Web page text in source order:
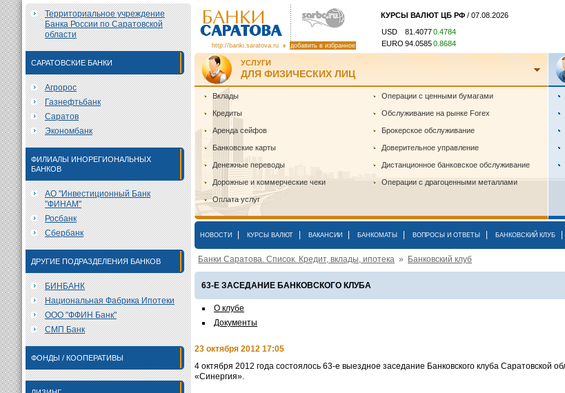
Территориальное учреждение
Банка России по Саратовской
области
САРАТОВСКИЕ БАНКИ
Агророс
Газнефтьбанк
Саратов
Экономбанк
ФИЛИАЛЫ ИНОРЕГИОНАЛЬНЫХ
БАНКОВ
АО "Инвестиционный Банк
"ФИНАМ"
Росбанк
Сбербанк
ДРУГИЕ ПОДРАЗДЕЛЕНИЯ БАНКОВ
БИНБАНК
Национальная Фабрика Ипотеки
ООО "ФФИН Банк"
СМП Банк
ФОНДЫ / КООПЕРАТИВЫ
http://banki.saratova.ru добавить в избранное
КУРСЫ ВАЛЮТ ЦБ РФ / 07.08.2026
USD
81.40770.4784
EURO 94.05850.8684
УСЛУГИ
ДЛЯ ФИЗИЧЕСКИХ ЛИЦ
Вклады
Кредиты
Аренда сейфов
Банковские карты
Денежные переводы
Дорожные и коммерческие чеки
Оплата услуг
Операции с ценными бумагами
Обслуживание на рынке Forex
Брокерское обслуживание
Доверительное управление
Дистанционное банковское обслуживание
Операции с драгоценными металлами
НОВОСТИ КУРСЫ ВАЛЮТ ВАКАНСИИ БАНКОМАТЫ ВОПРОСЫ И ОТВЕТЫ БАНКОВСКИЙ КЛУБ
Банки Саратова. Список. Кредит, вклады, ипотека » Банковский клуб
63-Е ЗАСЕДАНИЕ БАНКОВСКОГО КЛУБА
О клубе
Документы
23 октября 2012 17:05
4 октября 2012 года состоялось 63-е выездное заседание Банковского клуба Саратовской
«Синергия».